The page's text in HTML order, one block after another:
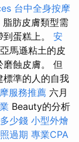
台中全身按摩
脂肪皮膚類型需
蛋糕上。 安
馬遜粘土的皮
蝕皮膚。 但
標準的人的自我
服務推薦 六月
Beauty的分析
少錢 小型外燴
過期 專業CPA